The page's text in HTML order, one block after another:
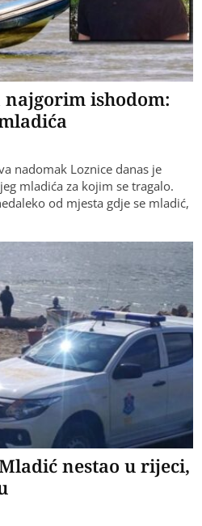
najgorim ishodom:
nadomak Loznice danas je
mladića za kojim se tragalo.
od mjesta gdje se mladić,
nestao u rijeci,